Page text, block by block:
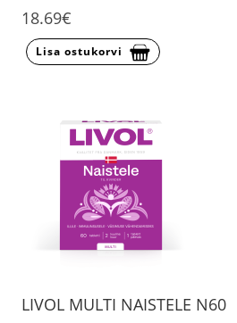
18.69€
Lisa ostukorvi
LIVOL MULTI NAISTELE N60